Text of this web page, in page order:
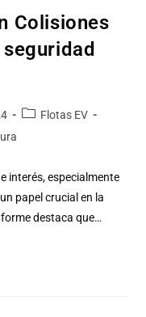
Colisiones
Flotas EV
interés, especialmente
papel crucial en la
destaca que…